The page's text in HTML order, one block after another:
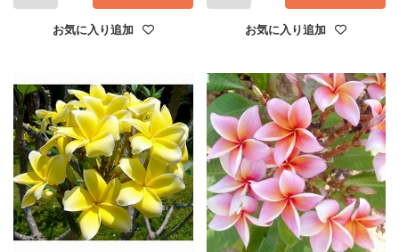
お気に入り追加 お気に入り追加